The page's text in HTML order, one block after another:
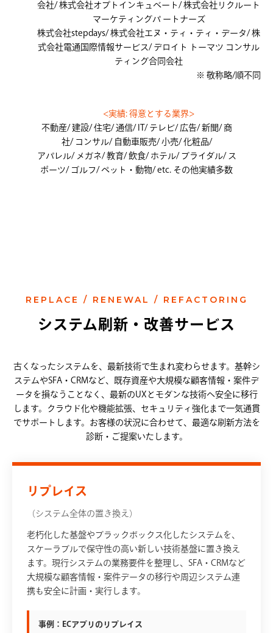
会社/ 株式会社オプトインキュベート/ 株式会社リクルート
マーケティングパ ートナーズ
株式会社stepdays/ 株式会社エヌ・ティ・ティ・データ/ 株
式会社電通国際情報サービス/ デロイト トーマツ コンサル
ティング合同会社
※ 敬称略/順不同
<実績: 得意とする業界>
不動産/ 建設/ 住宅/ 通信/ IT/ テレビ/ 広告/ 新聞/ 商
社/ コンサル/ 自動車販売/ 小売/ 化粧品/
アパレル/ メガネ/ 教育/ 飲食/ ホテル/ ブライダル/ ス
ポーツ/ ゴルフ/ ペット・動物/ etc. その他実績多数
REPLACE / RENEWAL / REFACTORING
システム刷新・改善サービス
古くなったシステムを、最新技術で生まれ変わらせます。基幹シ
ステムやSFA・CRMなど、既存資産や大規模な顧客情報・案件デ
ータを損なうことなく、最新のUXとモダンな技術へ安全に移行
します。クラウド化や機能拡張、セキュリティ強化まで一気通貫
でサポートします。お客様の状況に合わせて、最適な刷新方法を
診断・ご提案いたします。
リプレイス
（システム全体の置き換え）
老朽化した基盤やブラックボックス化したシステムを、
スケーラブルで保守性の高い新しい技術基盤に置き換え
ます。現行システムの業務要件を整理し、SFA・CRMなど
大規模な顧客情報・案件データの移行や周辺システム連
携も安全に計画・実行します。
事例：ECアプリのリプレイス